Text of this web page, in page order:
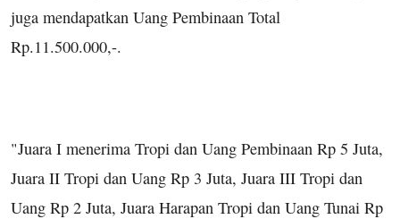
juga mendapatkan Uang Pembinaan Total
Rp.11.500.000,-.
"Juara I menerima Tropi dan Uang Pembinaan Rp 5 Juta,
Juara II Tropi dan Uang Rp 3 Juta, Juara III Tropi dan
Uang Rp 2 Juta, Juara Harapan Tropi dan Uang Tunai Rp